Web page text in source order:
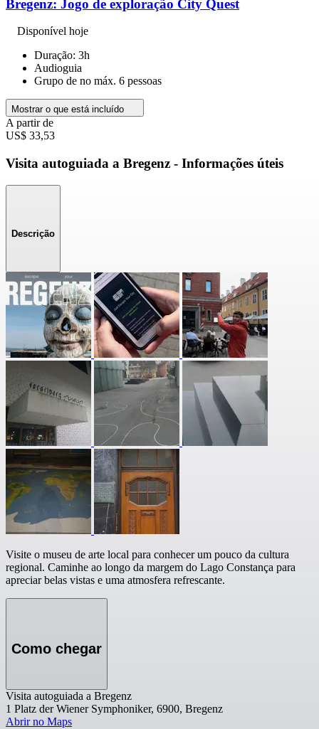
Bregenz: Jogo de exploração City Quest
Disponível hoje
Duração: 3h
Audioguia
Grupo de no máx. 6 pessoas
Mostrar o que está incluído
A partir de
US$ 33,53
Visita autoguiada a Bregenz - Informações úteis
Descrição
Visite o museu de arte local para conhecer um pouco da cultura
regional. Caminhe ao longo da margem do Lago Constança para
apreciar belas vistas e uma atmosfera refrescante.
Como chegar
Visita autoguiada a Bregenz
1 Platz der Wiener Symphoniker, 6900, Bregenz
Abrir no Maps